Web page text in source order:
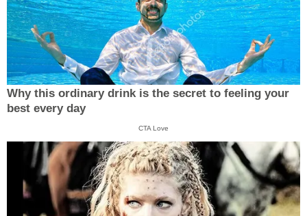
Why this ordinary drink is the secret to feeling your
best every day
CTA Love